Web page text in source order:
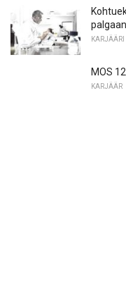
MOS
KARJÄÄR